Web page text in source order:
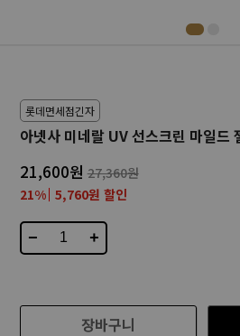
롯데면세점긴자
아넷사 미네랄 UV 선스크린 마일
21,600원 27,360원
21% 5,760원 할인
− +
장바구니